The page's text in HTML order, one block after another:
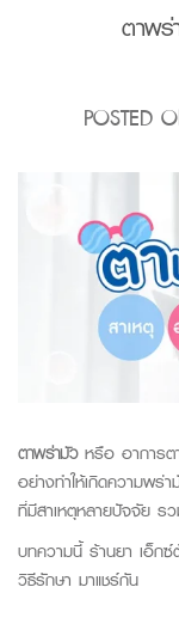
ตาพร่
POSTED
ตาพร่ามัวหรือ อาการตา
อย่างทำให้เกิดความพร่
ที่มีสาเหตุหลายปัจจัย ร
บทความนี้ ร้านยา เอ็ก
วิธีรักษา มาแชร์กัน